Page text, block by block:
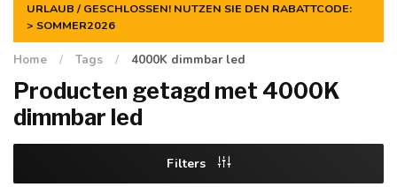
URLAUB / GESCHLOSSEN! NUTZEN SIE DEN RABATTCODE:
> SOMMER2026
Home / Tags / 4000K dimmbar led
Producten getagd met 4000K
dimmbar led
Filters